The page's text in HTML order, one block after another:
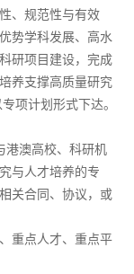
、规范性与有效
势学科发展、高水
研项目建设，完成
养支撑高质量研究
项计划形式下达。
港澳高校、科研机
与人才培养的专
关合同、协议，或
重点人才、重点平